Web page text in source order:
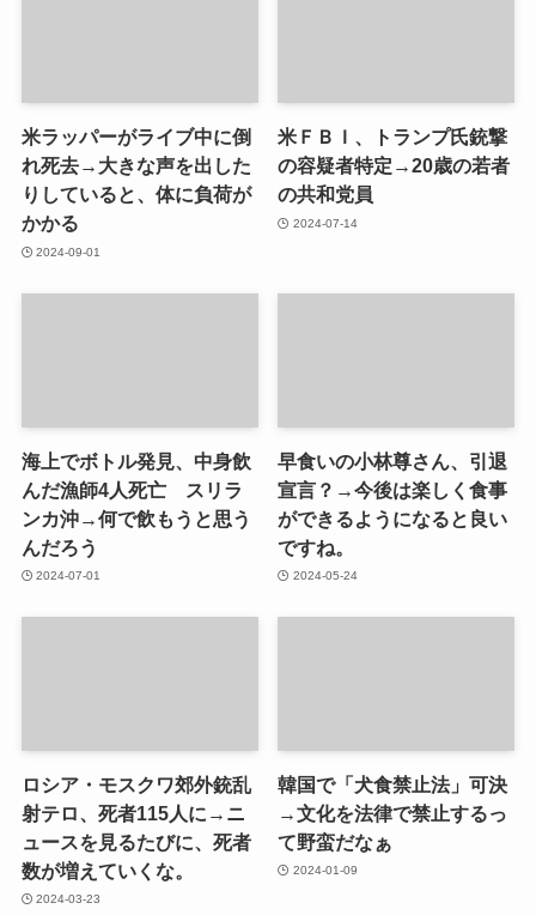
米ラッパーがライブ中に倒
れ死去→大きな声を出した
りしていると、体に負荷が
かかる
2024-09-01
米ＦＢＩ、トランプ氏銃撃
の容疑者特定→20歳の若者
の共和党員
2024-07-14
海上でボトル発見、中身飲
んだ漁師4人死亡 スリラ
ンカ沖→何で飲もうと思う
んだろう
2024-07-01
早食いの小林尊さん、引退
宣言？→今後は楽しく食事
ができるようになると良い
ですね。
2024-05-24
ロシア・モスクワ郊外銃乱
射テロ、死者115人に→ニ
ュースを見るたびに、死者
数が増えていくな。
2024-03-23
韓国で「犬食禁止法」可決
→文化を法律で禁止するっ
て野蛮だなぁ
2024-01-09